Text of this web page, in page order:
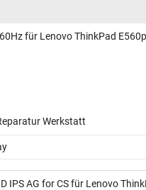
für Lenovo ThinkPad
Werkstatt
IPS AG for CS für Lenovo